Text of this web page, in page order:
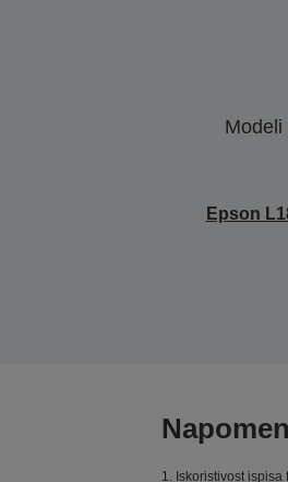
Epson
1. Iskoristivost